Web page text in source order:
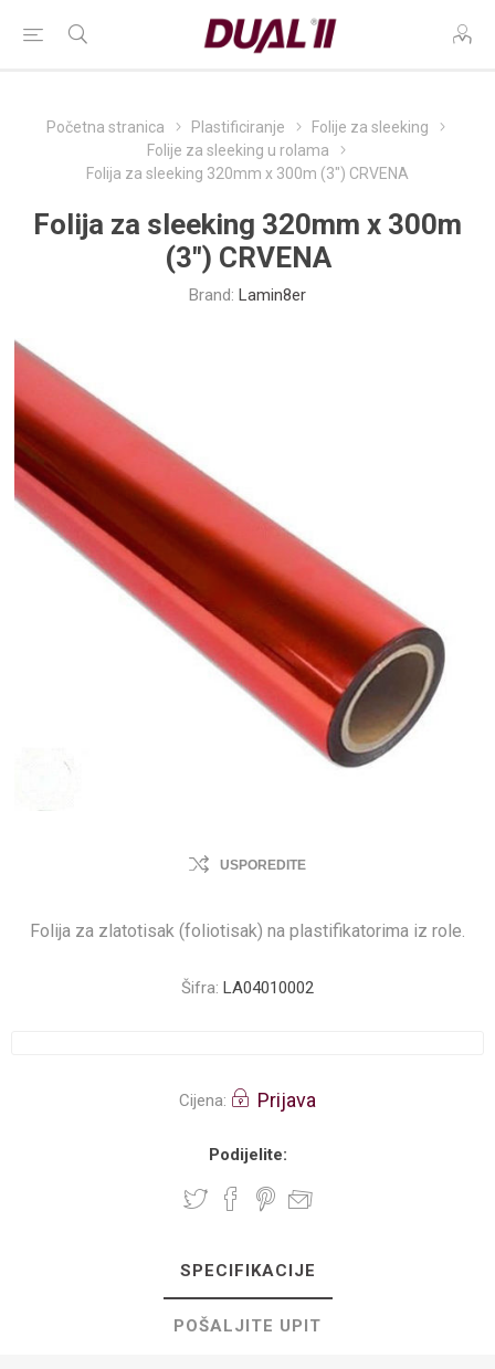
Početna stranica Plastificiranje
Folije za sleeking
Folije za sleeking u rolama
Folija za sleeking 320mm x 300m (3") CRVENA
Folija za sleeking 320mm x 300m
(3") CRVENA
Brand: Lamin8er
USPOREDITE
Folija za zlatotisak (foliotisak) na plastifikatorima iz role.
Šifra: LA04010002
Cijena: Prijava
Podijelite:
SPECIFIKACIJE
POŠALJITE UPIT